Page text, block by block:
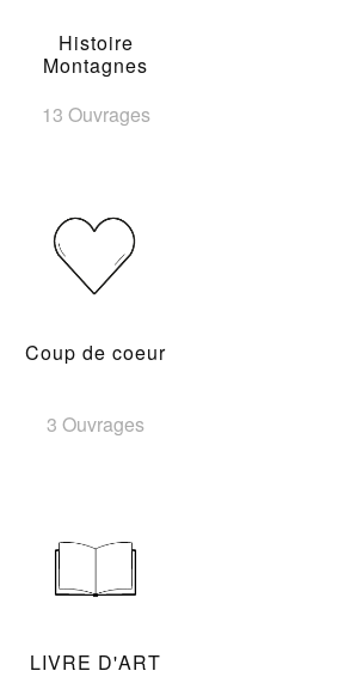
Histoire
Montagnes
13 Ouvrages
Coup de coeur
3 Ouvrages
LIVRE D'ART